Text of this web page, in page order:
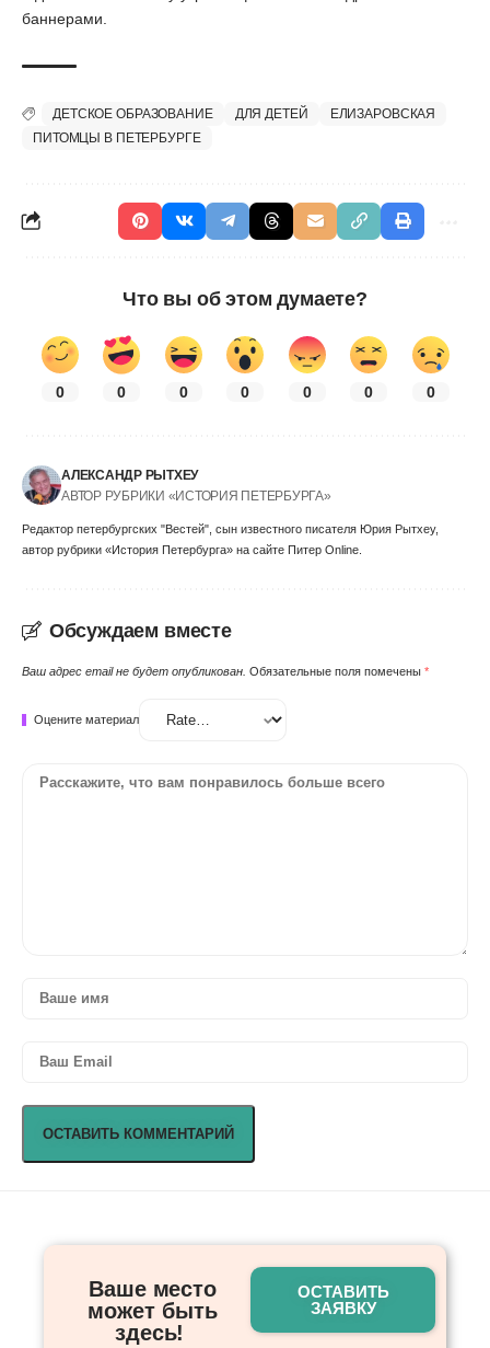
баннерами.
ДЕТСКОЕ ОБРАЗОВАНИЕ ДЛЯ ДЕТЕЙ
ЕЛИЗАРОВСКАЯ
ПИТОМЦЫ В ПЕТЕРБУРГЕ
Что вы об этом думаете?
0 0 0 0 0 0 0
АЛЕКСАНДР РЫТХЕУ
АВТОР РУБРИКИ «ИСТОРИЯ ПЕТЕРБУРГА»
Редактор петербургских "Вестей", сын известного писателя Юрия Рытхеу,
автор рубрики «История Петербурга» на сайте Питер Online.
Обсуждаем вместе
Ваш адрес email не будет опубликован. Обязательные поля помечены *
Оцените материал
Ваше место
может быть
здесь! ​
ОСТАВИТЬ
ЗАЯВКУ